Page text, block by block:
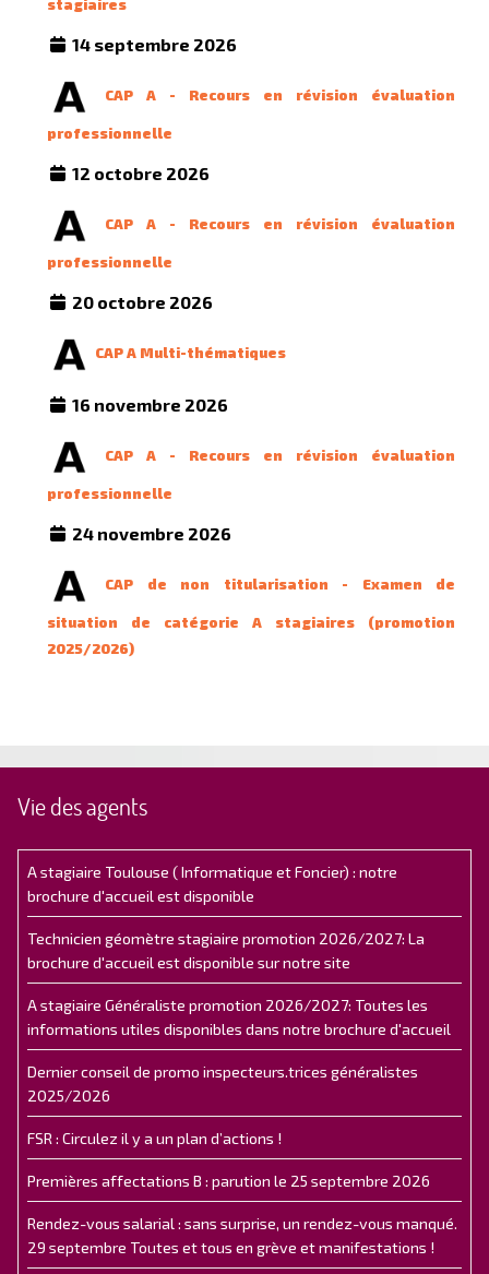
stagiaires
14 septembre 2026
CAP A - Recours en révision évaluation
professionnelle
12 octobre 2026
CAP A - Recours en révision évaluation
professionnelle
20 octobre 2026
CAP A Multi-thématiques
16 novembre 2026
CAP A - Recours en révision évaluation
professionnelle
24 novembre 2026
CAP de non titularisation - Examen de
situation de catégorie A stagiaires (promotion
2025/2026)
Vie des agents
A stagiaire Toulouse ( Informatique et Foncier) : notre
brochure d'accueil est disponible
Technicien géomètre stagiaire promotion 2026/2027: La
brochure d'accueil est disponible sur notre site
A stagiaire Généraliste promotion 2026/2027: Toutes les
informations utiles disponibles dans notre brochure d'accueil
Dernier conseil de promo inspecteurs.trices généralistes
2025/2026
FSR : Circulez il y a un plan d’actions !
Premières affectations B : parution le 25 septembre 2026
Rendez-vous salarial : sans surprise, un rendez-vous manqué.
29 septembre Toutes et tous en grève et manifestations !